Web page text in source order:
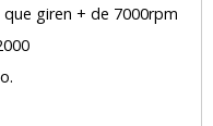
giren + de 7000rpm